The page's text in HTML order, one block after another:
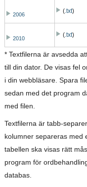
2006
(.txt)
2010
(.txt)
* Textfilerna är avsedda
till din dator. De visas fel
i din webbläsare. Spara
sedan med det program
med filen.
Textfilerna är tabb-
kolumner separeras med
tabellen ska visas rätt
program för
databas.